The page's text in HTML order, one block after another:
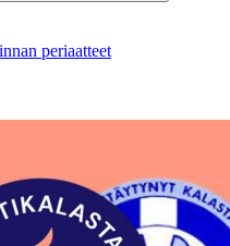
periaatteet